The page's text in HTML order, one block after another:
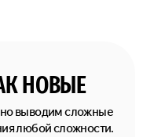
НОВЫЕ
выводим сложные
любой сложности.